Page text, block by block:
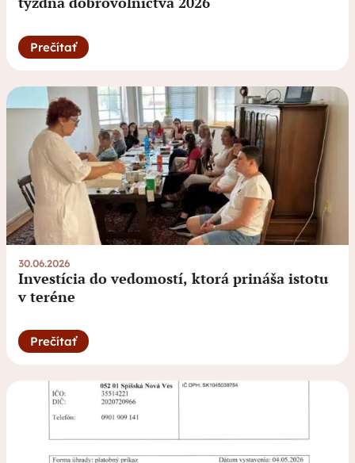
Prečítať
30.06.2026
Investícia do vedomostí, ktorá prináša istotu
v teréne
Prečítať